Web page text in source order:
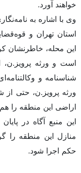
خواهند آورد.
وی با اشاره به
استان تهران و
شناسنامه و
اراضی این منطقه را هم
این منبع آگاه در
منازل این منطقه را
حکم اجرا شود.